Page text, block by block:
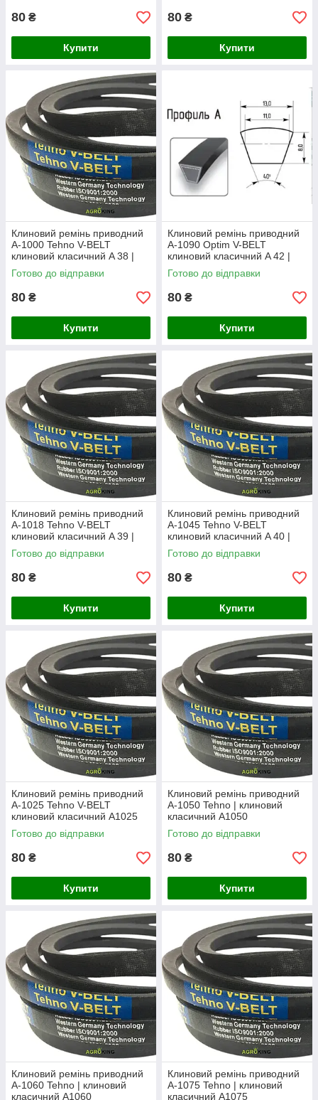
80 ₴
Купити
80 ₴
Купити
Клиновий ремінь приводний
А-1000 Tehno V-BELT
клиновий класичний A 38 |
А1000
Готово до відправки
80 ₴
Купити
Клиновий ремінь приводний
А-1090 Optim V-BELT
клиновий класичний A 42 |
А1090
Готово до відправки
80 ₴
Купити
Клиновий ремінь приводний
А-1018 Tehno V-BELT
клиновий класичний A 39 |
А1018
Готово до відправки
80 ₴
Купити
Клиновий ремінь приводний
А-1045 Tehno V-BELT
клиновий класичний A 40 |
А1045
Готово до відправки
80 ₴
Купити
Клиновий ремінь приводний
А-1025 Tehno V-BELT
клиновий класичний А1025
Готово до відправки
80 ₴
Купити
Клиновий ремінь приводний
А-1050 Tehno | клиновий
класичний А1050
Готово до відправки
80 ₴
Купити
Клиновий ремінь приводний
А-1060 Tehno | клиновий
класичний А1060
Клиновий ремінь приводний
А-1075 Tehno | клиновий
класичний А1075